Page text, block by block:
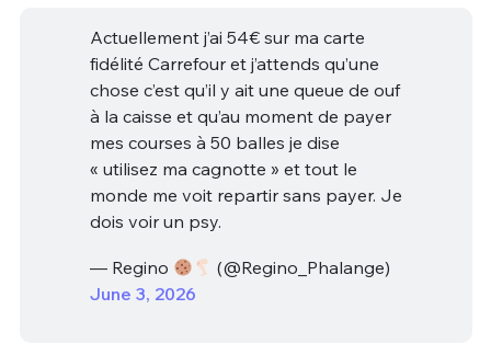
Actuellement j’ai 54€ sur ma carte
fidélité Carrefour et j’attends qu’une
chose c’est qu’il y ait une queue de ouf
à la caisse et qu’au moment de payer
mes courses à 50 balles je dise
« utilisez ma cagnotte » et tout le
monde me voit repartir sans payer. Je
dois voir un psy.
— Regino
(@Regino_Phalange)
June 3, 2026